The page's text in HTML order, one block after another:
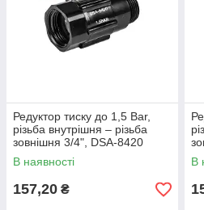
Редуктор тиску до 1,5 Bar,
різьба внутрішня – різьба
зовнішня 3/4", DSA-8420
В наявності
157,20 ₴
В